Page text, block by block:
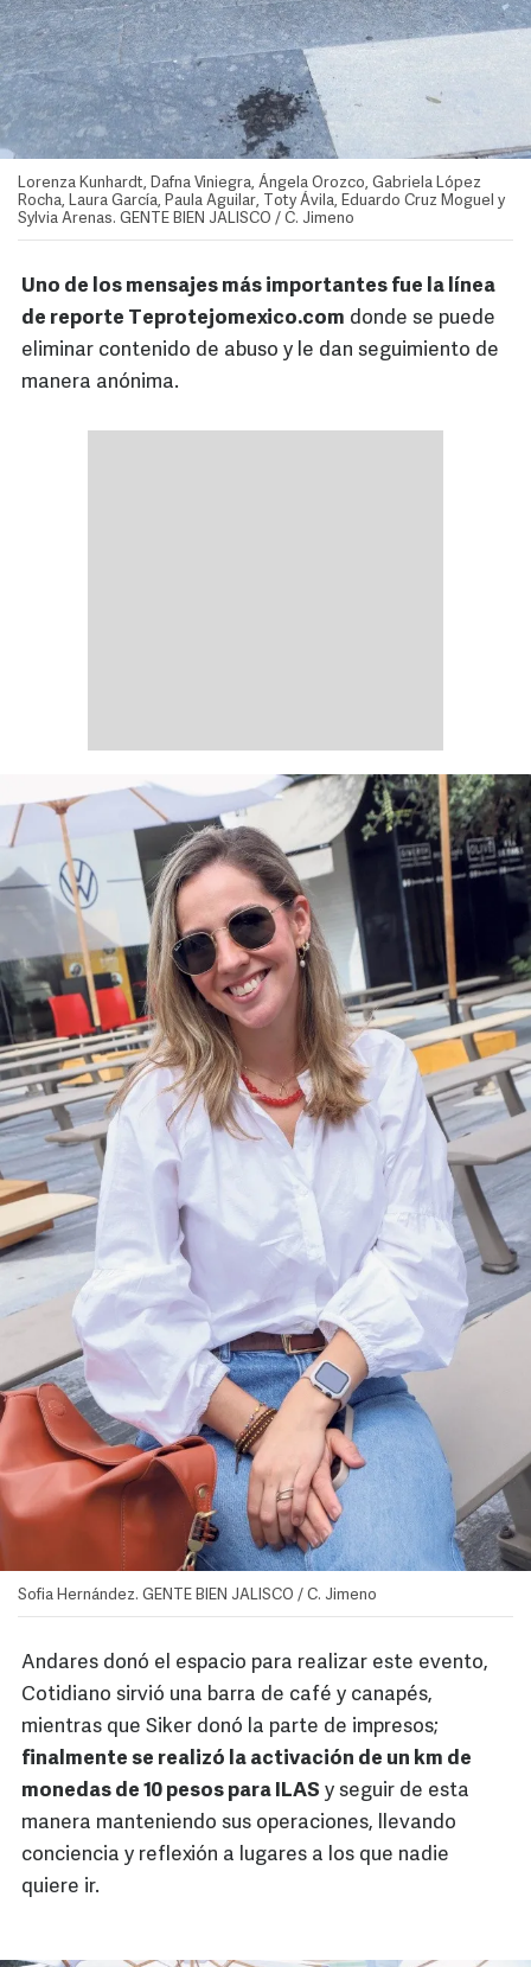
Lorenza Kunhardt, Dafna Viniegra, Ángela Orozco, Gabriela López
Rocha, Laura García, Paula Aguilar, Toty Ávila, Eduardo Cruz Moguel y
Sylvia Arenas. GENTE BIEN JALISCO / C. Jimeno
Uno de los mensajes más importantes fue la línea
de reporte Teprotejomexico.com donde se puede
eliminar contenido de abuso y le dan seguimiento de
manera anónima.
Sofia Hernández. GENTE BIEN JALISCO / C. Jimeno
Andares donó el espacio para realizar este evento,
Cotidiano sirvió una barra de café y canapés,
mientras que Siker donó la parte de impresos;
finalmente se realizó la activación de un km de
monedas de 10 pesos para ILAS y seguir de esta
manera manteniendo sus operaciones, llevando
conciencia y reflexión a lugares a los que nadie
quiere ir.